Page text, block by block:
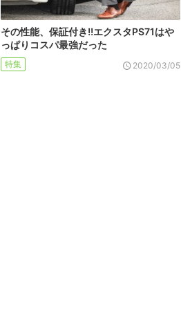
その性能、保証付き!!エクスタPS71はや
っぱりコスパ最強だった
特集 2020/03/05